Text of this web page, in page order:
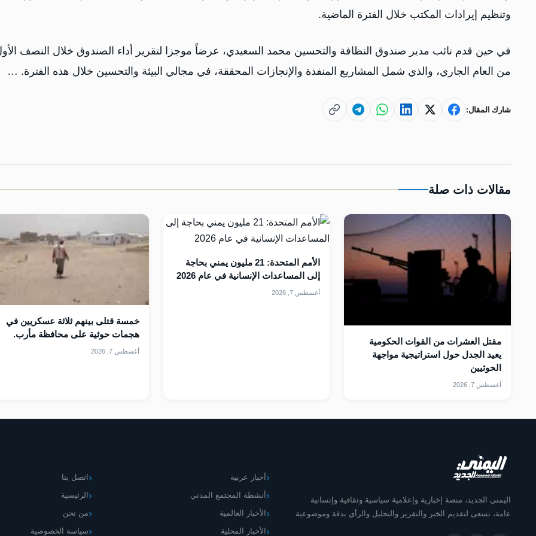
وتنظيم إيرادات المكتب خلال الفترة الماضية.
في حين قدم نائب مدير صندوق النظافة والتحسين محمد السعيدي، عرضاً موجزا لتقرير أداء الصندوق خلال النصف
من العام الجاري، والذي شمل المشاريع المنفذة والإنجازات المحققة، في مجالي البيئة والتحسين خلال هذه الفترة. …‎
شارك المقال:
مقالات ذات صلة
مقتل العشرات من القوات الحكومية
يعيد الجدل حول استراتيجية مواجهة
الحوثيين
أغسطس 7, 2026
الأمم المتحدة: 21 مليون يمني بحاجة
إلى المساعدات الإنسانية في عام 2026
أغسطس 7, 2026
خمسة قتلى بينهم ثلاثة عسكريين في
هجمات حوثية على محافظة مأرب.
أغسطس 7, 2026
اليمني الجديد، منصة إخبارية وإعلامية سياسية وثقافية وإنسانية
عامة، تسعى لتقديم الخبر والتقرير والتحليل والرأي بدقة وموضوعية
أخبار عربية
أنشطة المجتمع المدني
الأخبار العالمية
الأخبار المحلية
اتصل بنا
الرئيسية
من نحن
سياسة الخصوصية